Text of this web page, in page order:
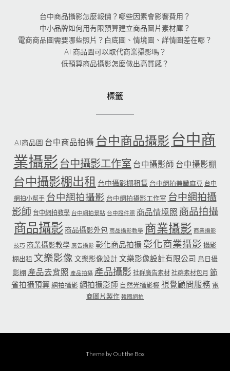
台中商品攝影怎麼報價？哪些因素會影響費用？
中小品牌如何用有限預算建立商品圖片素材庫？
電商商品圖需要哪些照片？白底圖、情境圖、詳情圖差在哪？
AI 商品圖可以取代商業攝影嗎？
低預算商品攝影怎麼做出高質感？
標籤
AI商品圖 台中商品拍攝 台中商品攝影 台中商
業攝影 台中攝影工作室 台中攝影師 台中攝影棚
台中攝影棚出租 台中攝影棚租賃 台中網拍兼職麻豆 台中
網拍小幫手 台中網拍攝影 台中網拍攝影工作室 台中網拍攝
影師 台中網拍教學 台中網拍景點 台中證件照 商品情境照 商品拍攝
商品攝影商品攝影外包 商品攝影教學 商業攝影 商業攝影
技巧 商業攝影教學 廣告攝影 彰化商品拍攝 彰化商業攝影 攝影
棚出租 文樂影像 文樂影像設計文樂影像設計有限公司 烏日攝
影棚 產品去背照 產品拍攝 產品攝影 社群廣告素材 社群素材包月 節
省拍攝預算 網拍攝影 網拍攝影師 自然光攝影棚 視覺顧問服務 電
商圖片製作 韓國網拍
Theme by Out the Box